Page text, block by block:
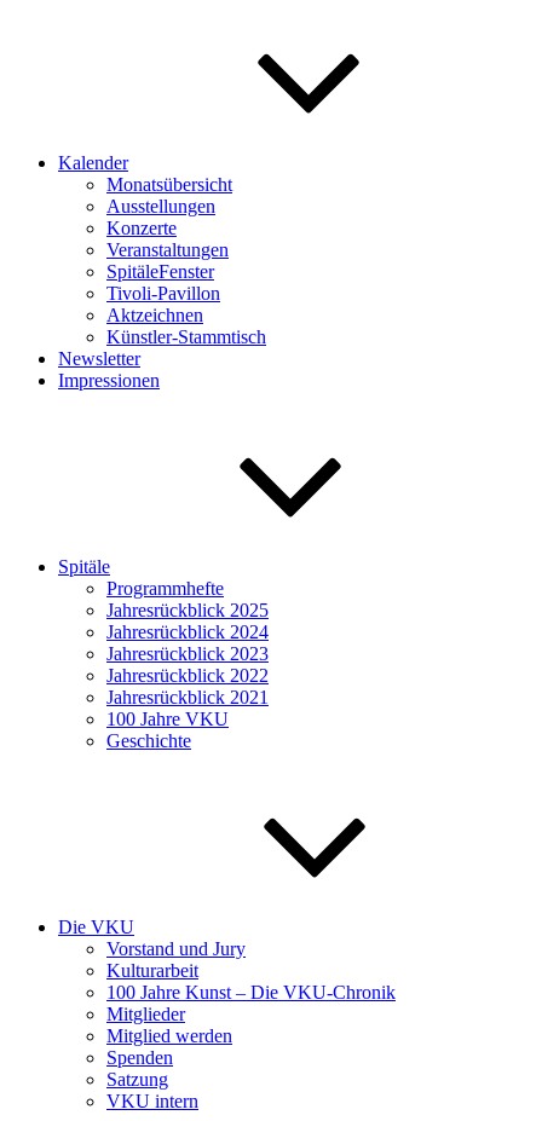
Kalender
Monatsübersicht
Ausstellungen
Konzerte
Veranstaltungen
SpitäleFenster
Tivoli-Pavillon
Aktzeichnen
Künstler-Stammtisch
Newsletter
Impressionen
Spitäle
Programmhefte
Jahresrückblick 2025
Jahresrückblick 2024
Jahresrückblick 2023
Jahresrückblick 2022
Jahresrückblick 2021
100 Jahre VKU
Geschichte
Die VKU
Vorstand und Jury
Kulturarbeit
100 Jahre Kunst – Die VKU-Chronik
Mitglieder
Mitglied werden
Spenden
Satzung
VKU intern